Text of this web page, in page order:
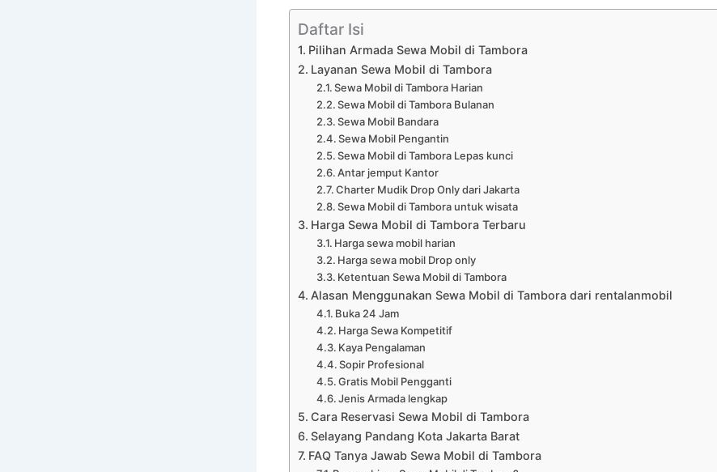
Daftar Isi
Pilihan Armada Sewa Mobil di Tambora
Layanan Sewa Mobil di Tambora
Sewa Mobil di Tambora Harian
Sewa Mobil di Tambora Bulanan
Sewa Mobil Bandara
Sewa Mobil Pengantin
Sewa Mobil di Tambora Lepas kunci
Antar jemput Kantor
Charter Mudik Drop Only dari Jakarta
Sewa Mobil di Tambora untuk wisata
Harga Sewa Mobil di Tambora Terbaru
Harga sewa mobil harian
Harga sewa mobil Drop only
Ketentuan Sewa Mobil di Tambora
Alasan Menggunakan Sewa Mobil di Tambora dari rentalanmobil
Buka 24 Jam
Harga Sewa Kompetitif
Kaya Pengalaman
Sopir Profesional
Gratis Mobil Pengganti
Jenis Armada lengkap
Cara Reservasi Sewa Mobil di Tambora
Selayang Pandang Kota Jakarta Barat
FAQ Tanya Jawab Sewa Mobil di Tambora